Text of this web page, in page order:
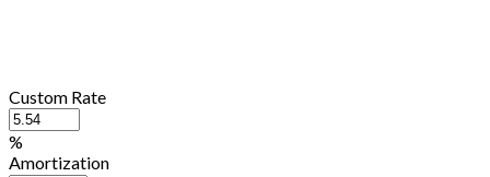
Custom Rate
%
Amortization